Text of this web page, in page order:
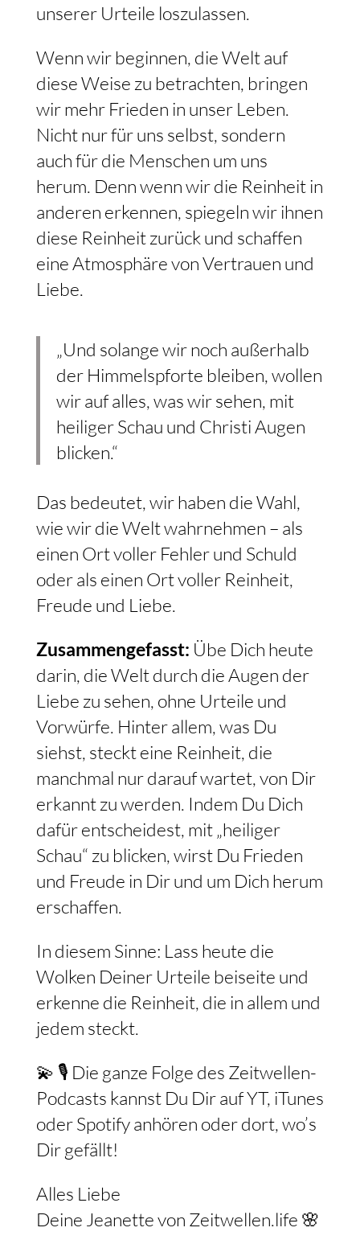
unserer Urteile loszulassen.
Wenn wir beginnen, die Welt auf
diese Weise zu betrachten, bringen
wir mehr Frieden in unser Leben.
Nicht nur für uns selbst, sondern
auch für die Menschen um uns
herum. Denn wenn wir die Reinheit in
anderen erkennen, spiegeln wir ihnen
diese Reinheit zurück und schaffen
eine Atmosphäre von Vertrauen und
Liebe.
„Und solange wir noch außerhalb
der Himmelspforte bleiben, wollen
wir auf alles, was wir sehen, mit
heiliger Schau und Christi Augen
blicken.“
Das bedeutet, wir haben die Wahl,
wie wir die Welt wahrnehmen – als
einen Ort voller Fehler und Schuld
oder als einen Ort voller Reinheit,
Freude und Liebe.
Zusammengefasst: Übe Dich heute
darin, die Welt durch die Augen der
Liebe zu sehen, ohne Urteile und
Vorwürfe. Hinter allem, was Du
siehst, steckt eine Reinheit, die
manchmal nur darauf wartet, von Dir
erkannt zu werden. Indem Du Dich
dafür entscheidest, mit „heiliger
Schau“ zu blicken, wirst Du Frieden
und Freude in Dir und um Dich herum
erschaffen.
In diesem Sinne: Lass heute die
Wolken Deiner Urteile beiseite und
erkenne die Reinheit, die in allem und
jedem steckt.
💫 🎙️ Die ganze Folge des Zeitwellen-
Podcasts kannst Du Dir auf YT, iTunes
oder Spotify anhören oder dort, wo’s
Dir gefällt!
Alles Liebe
Deine Jeanette von Zeitwellen.life 🌸